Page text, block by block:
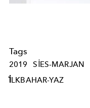
Tags
2019 SIES-MARJAN
İLKBAHAR-YAZ